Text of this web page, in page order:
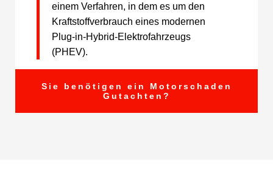
einem Verfahren, in dem es um den
Kraftstoffverbrauch eines modernen
Plug-in-Hybrid-Elektrofahrzeugs
(PHEV).
Sie benötigen ein Motorschaden
Gutachten?